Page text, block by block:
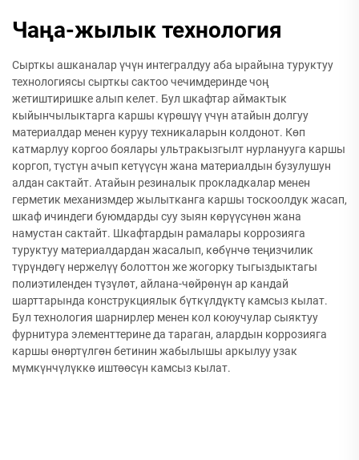
Чаңа-жылык технология
Сырткы ашканалар үчүн интегралдуу аба ырайына туруктуу
технологиясы сырткы сактоо чечимдеринде чоң
жетиштиришке алып келет. Бул шкафтар аймактык
кыйынчылыктарга каршы күрөшүү үчүн атайын долгуу
материалдар менен куруу техникаларын колдонот. Көп
катмарлуу коргоо боялары ультракызгылт нурланууга каршы
коргоп, түстүн ачып кетүүсүн жана материалдын бузулушун
алдан сактайт. Атайын резиналык прокладкалар менен
герметик механизмдер жылытканга каршы тоскоолдук жасап,
шкаф ичиндеги буюмдарды суу зыян көрүүсүнөн жана
намустан сактайт. Шкафтардын рамалары коррозияга
туруктуу материалдардан жасалып, көбүнчө теңизчилик
түрүндөгү нержелүү болоттон же жогорку тыгыздыктагы
полиэтиленден түзүлөт, айлана-чөйрөнүн ар кандай
шарттарында конструкциялык бүткүлдүктү камсыз кылат.
Бул технология шарнирлер менен кол коюучулар сыяктуу
фурнитура элементтерине да тараган, алардын коррозияга
каршы өнөртүлгөн бетинин жабылышы аркылуу узак
мүмкүнчүлүккө иштөөсүн камсыз кылат.